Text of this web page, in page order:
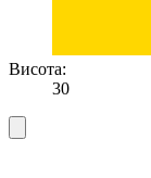
Висота:
30